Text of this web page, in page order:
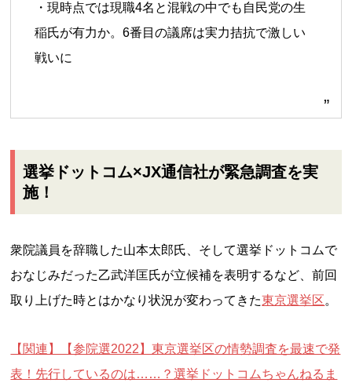
・現時点では現職4名と混戦の中でも自民党の生
稲氏が有力か。6番目の議席は実力拮抗で激しい
戦いに
選挙ドットコム×JX通信社が緊急調査を実
施！
衆院議員を辞職した山本太郎氏、そして選挙ドットコムで
おなじみだった乙武洋匡氏が立候補を表明するなど、前回
取り上げた時とはかなり状況が変わってきた東京選挙区。
【関連】【参院選2022】東京選挙区の情勢調査を最速で発
表！先行しているのは……？選挙ドットコムちゃんねるま